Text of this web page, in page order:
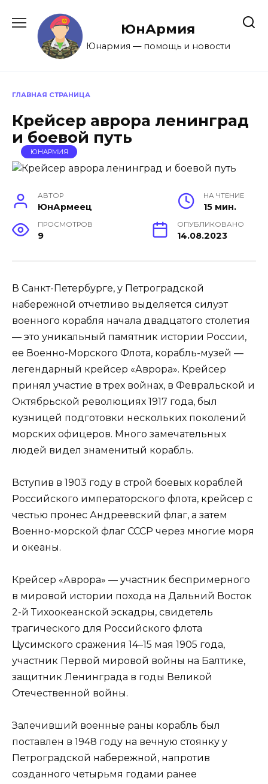
содержанию
ЮнАрмия
Юнармия — помощь и новости
ГЛАВНАЯ СТРАНИЦА
Крейсер аврора ленинград
и боевой путь
ЮНАРМИЯ
АВТОР
ЮнАрмеец
НА ЧТЕНИЕ
15 мин.
ПРОСМОТРОВ
9
ОПУБЛИКОВАНО
14.08.2023
В Санкт-Петербурге, у Петроградской
набережной отчетливо выделяется силуэт
военного корабля начала двадцатого столетия
— это уникальный памятник истории России,
ее Военно-Морского Флота, корабль-музей —
легендарный крейсер «Аврора». Крейсер
принял участие в трех войнах, в Февральской и
Октябрьской революциях 1917 года, был
кузницей подготовки нескольких поколений
морских офицеров. Много замечательных
людей видел знаменитый корабль.
Вступив в 1903 году в строй боевых кораблей
Российского императорского флота, крейсер с
честью пронес Андреевский флаг, а затем
Военно-морской флаг СССР через многие моря
и океаны.
Крейсер «Аврора» — участник беспримерного
в мировой истории похода на Дальний Восток
2-й Тихоокеанской эскадры, свидетель
трагического для Российского флота
Цусимского сражения 14–15 мая 1905 года,
участник Первой мировой войны на Балтике,
защитник Ленинграда в годы Великой
Отечественной войны.
Залечивший военные раны корабль был
поставлен в 1948 году на вечную стоянку у
Петроградской набережной, напротив
созданного четырьмя годами ранее